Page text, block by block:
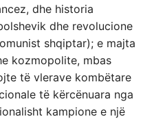
dhe historia
dhe revolucione
shqiptar); e majta
kozmopolite, mbas
të vlerave kombëtare
të kërcënuara nga
kampione e një